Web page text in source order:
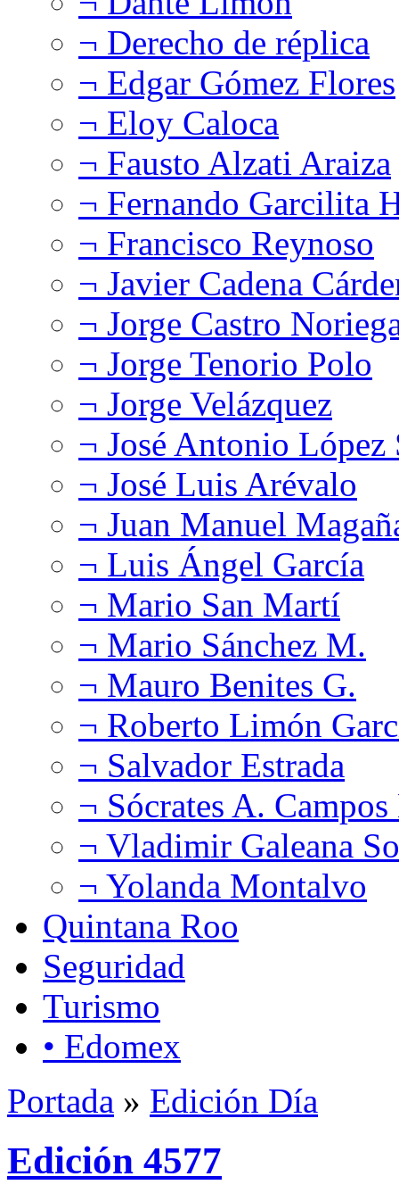
¬ Derecho de réplica
¬ Edgar Gómez Flores
¬ Eloy Caloca
¬ Fausto Alzati Araiza
¬ Fernando Garcilita
¬ Francisco Reynoso
¬ Javier Cadena
¬ Jorge Castro
¬ Jorge Tenorio Polo
¬ Jorge Velázquez
¬ José Antonio López
¬ José Luis Arévalo
¬ Juan Manuel
¬ Luis Ángel García
¬ Mario San Martí
¬ Mario Sánchez M.
¬ Mauro Benites G.
¬ Roberto Limón
¬ Salvador Estrada
¬ Sócrates A.
¬ Vladimir Galeana
¬ Yolanda Montalvo
Quintana Roo
Seguridad
Turismo
• Edomex
Portada » Edición Día
Edición 4577